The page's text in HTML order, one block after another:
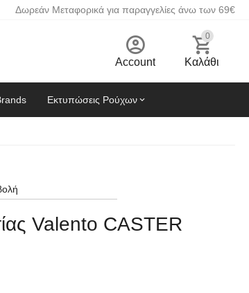
Δωρεάν Μεταφορικά για παραγγελίες άνω των 69€
Account
0
Καλάθι
Εκτυπώσεις Ρούχων
Valento CASTER